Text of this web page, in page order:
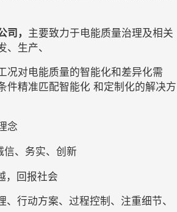
司， 主要致力于电能质量治理及相关
、生产、
况对电能质量的智能化和差异化需
件精准匹配智能化 和定制化的解决方
念
信、务实、创新
，回报社会
、行动方案、过程控制、注重细节、